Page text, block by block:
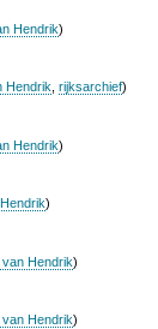
Hendrik)
Hendrik rijksarchief)
Hendrik)
)
Hendrik)
van Hendrik)